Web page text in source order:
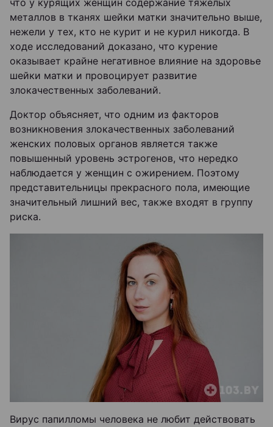
металлов в тканях шейки матки значительно выше,
нежели у тех, кто не курит и не курил никогда. В
ходе исследований доказано, что курение
оказывает крайне негативное влияние на здоровье
шейки матки и провоцирует развитие
злокачественных заболеваний.
Доктор объясняет, что одним из факторов
возникновения злокачественных заболеваний
женских половых органов является также
повышенный уровень эстрогенов, что нередко
наблюдается у женщин с ожирением. Поэтому
представительницы прекрасного пола, имеющие
значительный лишний вес, также входят в группу
риска.
Вирус папилломы человека не любит действовать